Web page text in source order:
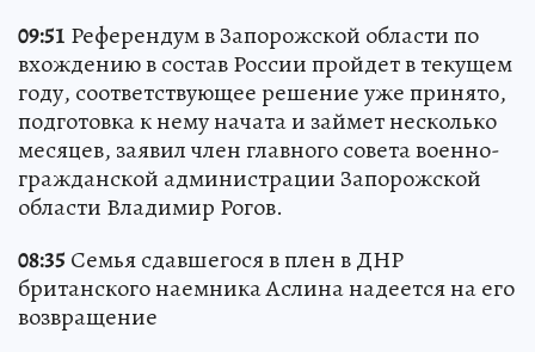
09:51 Референдум в Запорожской области по
вхождению в состав России пройдет в текущем
году, соответствующее решение уже принято,
подготовка к нему начата и займет несколько
месяцев, заявил член главного совета военно-
гражданской администрации Запорожской
области Владимир Рогов.
08:35 Семья сдавшегося в плен в ДНР
британского наемника Аслина надеется на его
возвращение